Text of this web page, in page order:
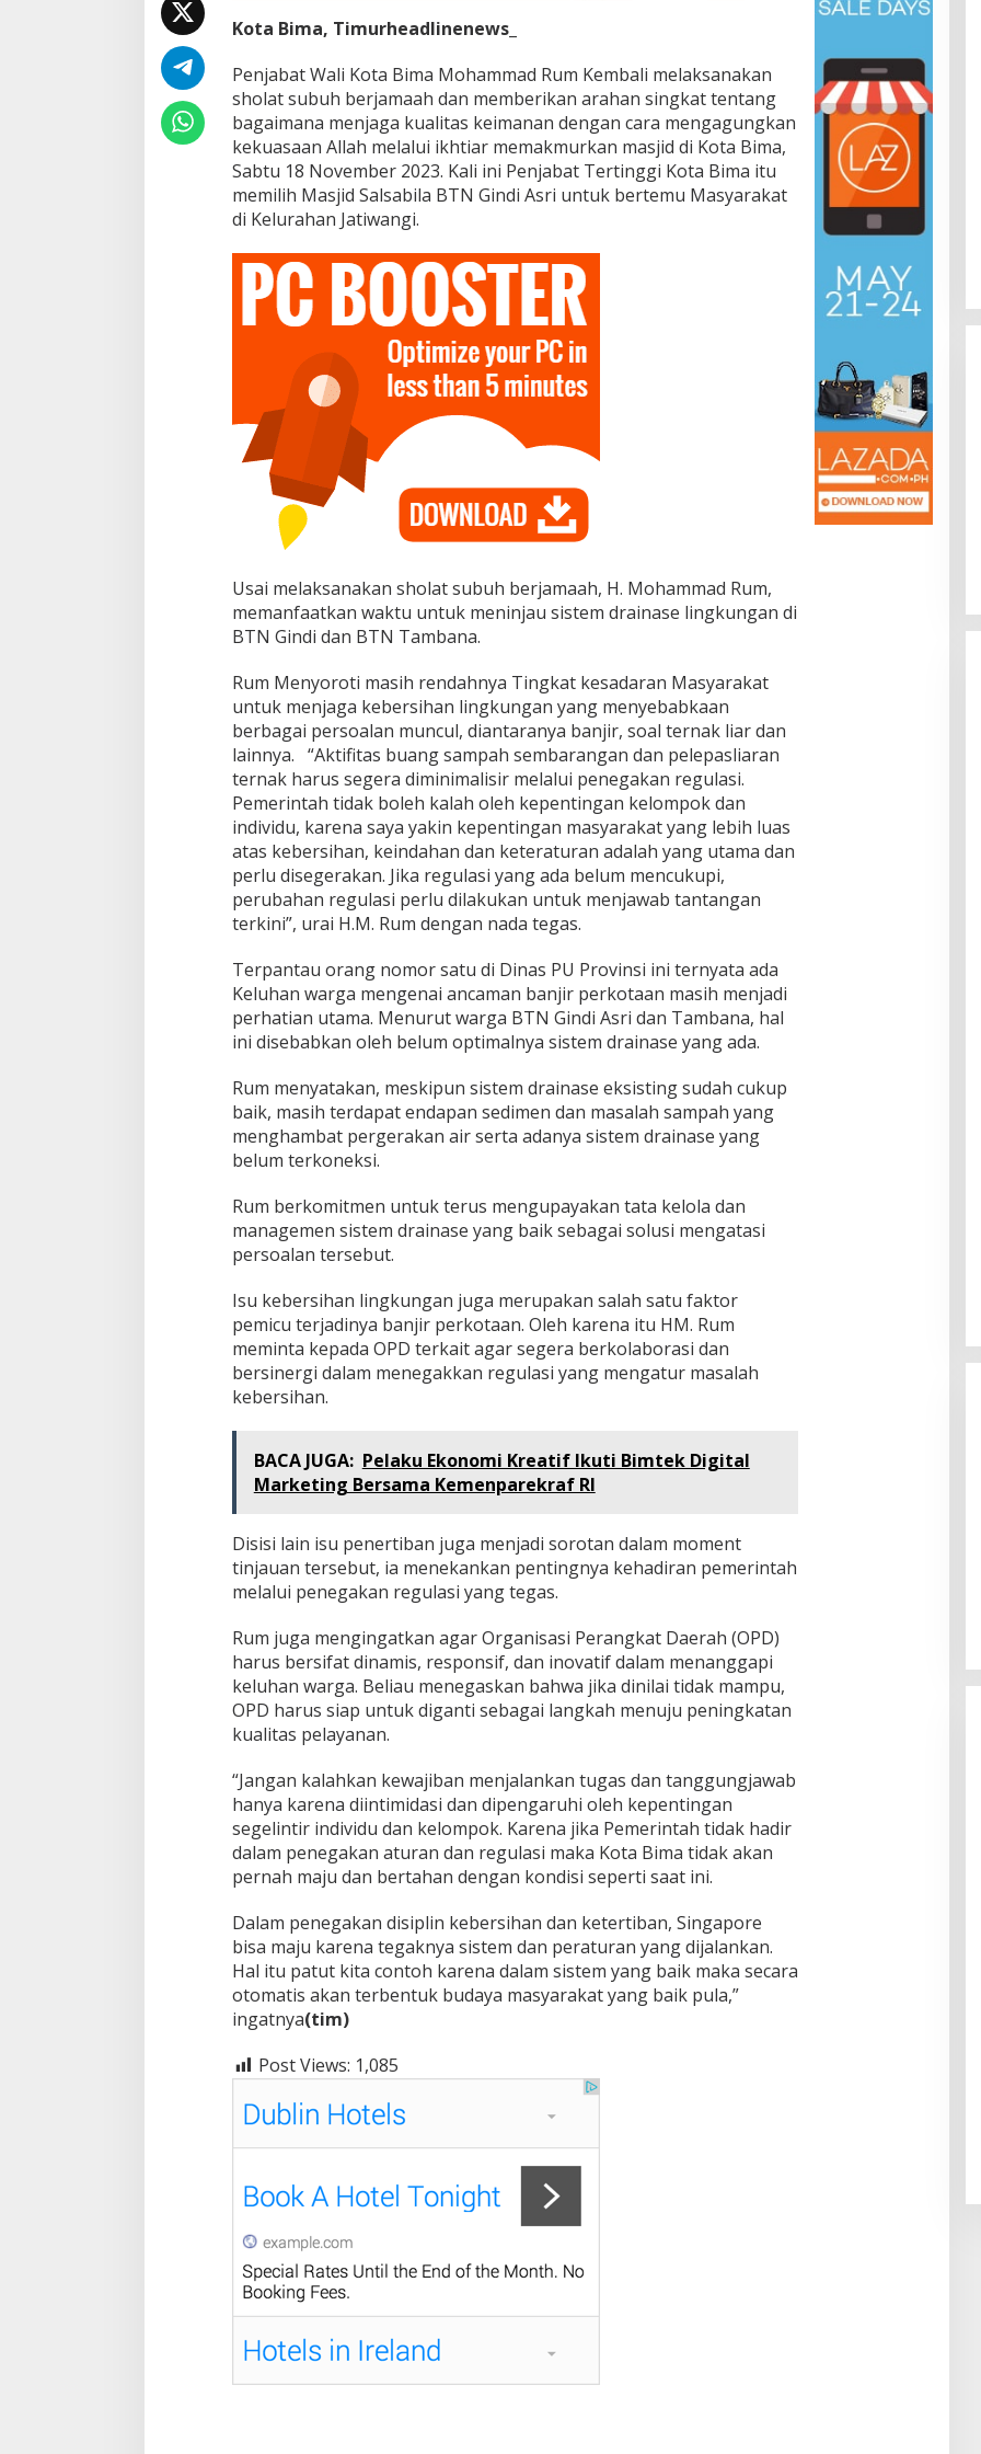
k
a
R
e
g
u
l
a
s
i
Kota Bima, Timurheadlinenews_
Penjabat Wali Kota Bima Mohammad Rum Kembali melaksanakan
sholat subuh berjamaah dan memberikan arahan singkat tentang
bagaimana menjaga kualitas keimanan dengan cara mengagungkan
kekuasaan Allah melalui ikhtiar memakmurkan masjid di Kota Bima,
Sabtu 18 November 2023. Kali ini Penjabat Tertinggi Kota Bima itu
memilih Masjid Salsabila BTN Gindi Asri untuk bertemu Masyarakat
di Kelurahan Jatiwangi.
Usai melaksanakan sholat subuh berjamaah, H. Mohammad Rum,
memanfaatkan waktu untuk meninjau sistem drainase lingkungan di
BTN Gindi dan BTN Tambana.
Rum Menyoroti masih rendahnya Tingkat kesadaran Masyarakat
untuk menjaga kebersihan lingkungan yang menyebabkaan
berbagai persoalan muncul, diantaranya banjir, soal ternak liar dan
lainnya. “Aktifitas buang sampah sembarangan dan pelepasliaran
ternak harus segera diminimalisir melalui penegakan regulasi.
Pemerintah tidak boleh kalah oleh kepentingan kelompok dan
individu, karena saya yakin kepentingan masyarakat yang lebih luas
atas kebersihan, keindahan dan keteraturan adalah yang utama dan
perlu disegerakan. Jika regulasi yang ada belum mencukupi,
perubahan regulasi perlu dilakukan untuk menjawab tantangan
terkini”, urai H.M. Rum dengan nada tegas.
Terpantau orang nomor satu di Dinas PU Provinsi ini ternyata ada
Keluhan warga mengenai ancaman banjir perkotaan masih menjadi
perhatian utama. Menurut warga BTN Gindi Asri dan Tambana, hal
ini disebabkan oleh belum optimalnya sistem drainase yang ada.
Rum menyatakan, meskipun sistem drainase eksisting sudah cukup
baik, masih terdapat endapan sedimen dan masalah sampah yang
menghambat pergerakan air serta adanya sistem drainase yang
belum terkoneksi.
Rum berkomitmen untuk terus mengupayakan tata kelola dan
managemen sistem drainase yang baik sebagai solusi mengatasi
persoalan tersebut.
Isu kebersihan lingkungan juga merupakan salah satu faktor
pemicu terjadinya banjir perkotaan. Oleh karena itu HM. Rum
meminta kepada OPD terkait agar segera berkolaborasi dan
bersinergi dalam menegakkan regulasi yang mengatur masalah
kebersihan.
BACA JUGA: Pelaku Ekonomi Kreatif Ikuti Bimtek Digital
Marketing Bersama Kemenparekraf RI
Disisi lain isu penertiban juga menjadi sorotan dalam moment
tinjauan tersebut, ia menekankan pentingnya kehadiran pemerintah
melalui penegakan regulasi yang tegas.
Rum juga mengingatkan agar Organisasi Perangkat Daerah (OPD)
harus bersifat dinamis, responsif, dan inovatif dalam menanggapi
keluhan warga. Beliau menegaskan bahwa jika dinilai tidak mampu,
OPD harus siap untuk diganti sebagai langkah menuju peningkatan
kualitas pelayanan.
“Jangan kalahkan kewajiban menjalankan tugas dan tanggungjawab
hanya karena diintimidasi dan dipengaruhi oleh kepentingan
segelintir individu dan kelompok. Karena jika Pemerintah tidak hadir
dalam penegakan aturan dan regulasi maka Kota Bima tidak akan
pernah maju dan bertahan dengan kondisi seperti saat ini.
Dalam penegakan disiplin kebersihan dan ketertiban, Singapore
bisa maju karena tegaknya sistem dan peraturan yang dijalankan.
Hal itu patut kita contoh karena dalam sistem yang baik maka secara
otomatis akan terbentuk budaya masyarakat yang baik pula,”
ingatnya(tim)
Post Views: 1,085
Dr. Syarif Ahmad M.Si : Banyak
Karya Inovasi Pendidikan di BRIDA